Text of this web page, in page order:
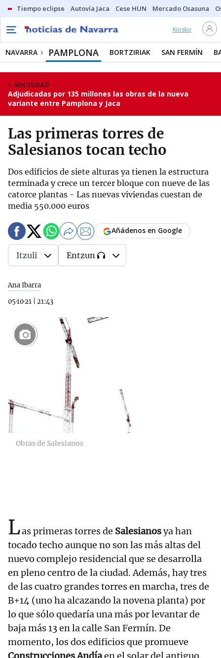
Tiempo eclipse Autovía Jaca Cese HUN Mercado Osasuna
Kiosko
NAVARRA PAMPLONA BORTZIRIAK SAN FERMÍN
SOCIEDAD
Adjudicadas por 135 millones las obras de la nueva
variante entre Pamplona y Jaca
Las primeras torres de
Salesianos tocan techo
Dos edificios de siete alturas ya tienen la estructura
terminada y crece un tercer bloque con nueve de las
catorce plantas - Las nuevas viviendas cuestan de
media 550.000 euros
Ana Ibarra
05·10·21
21:43
Añádenos en Google
Itzuli Entzun
Obras de Salesianos
Las primeras torres de Salesianosya han
tocado techo aunque no son las más altas del
nuevo complejo residencial que se desarrolla
en pleno centro de la ciudad. Además, hay tres
de las cuatro grandes torres en marcha, tres de
B+14 (uno ha alcazando la novena planta) por
lo que sólo quedaría una más por levantar de
baja más 13 en la calle San Fermín. De
momento, los dos edificios que promueve